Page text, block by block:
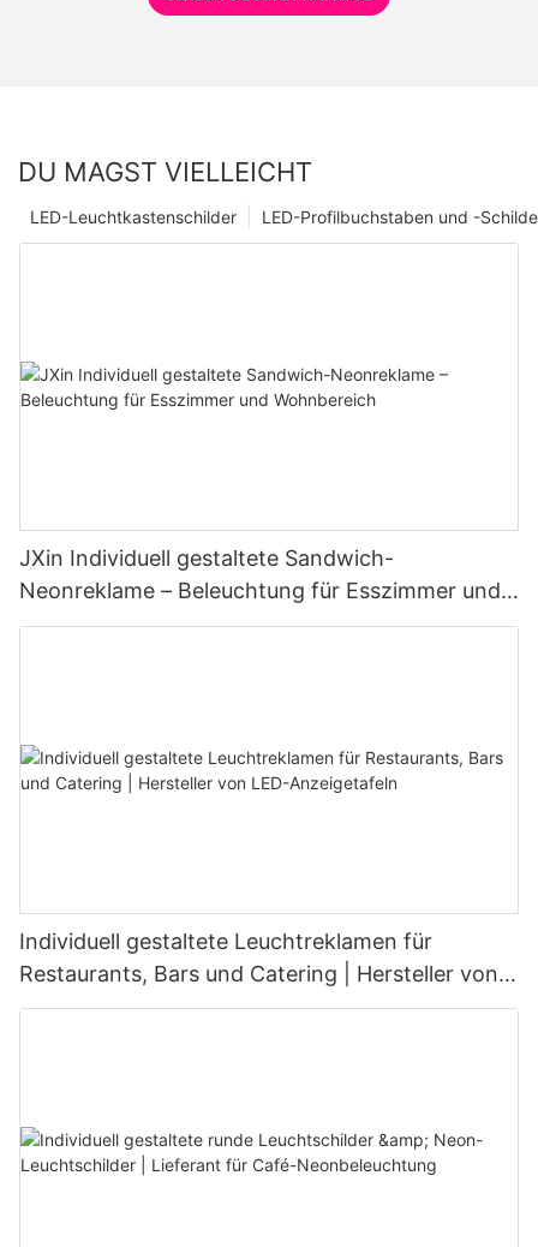
DU MAGST VIELLEICHT
LED-Profilbuchstaben und -
LED-Leuchtkastenschilder
JXin Individuell gestaltete Sandwich-
Neonreklame – Beleuchtung für Esszimmer und
Wohnbereich
Individuell gestaltete Leuchtreklamen für
Restaurants, Bars und Catering | Hersteller von
LED-Anzeigetafeln